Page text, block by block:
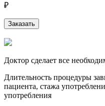
₽
Заказать
Доктор сделает все
Длительность процедуры
пациента, стажа
употребления